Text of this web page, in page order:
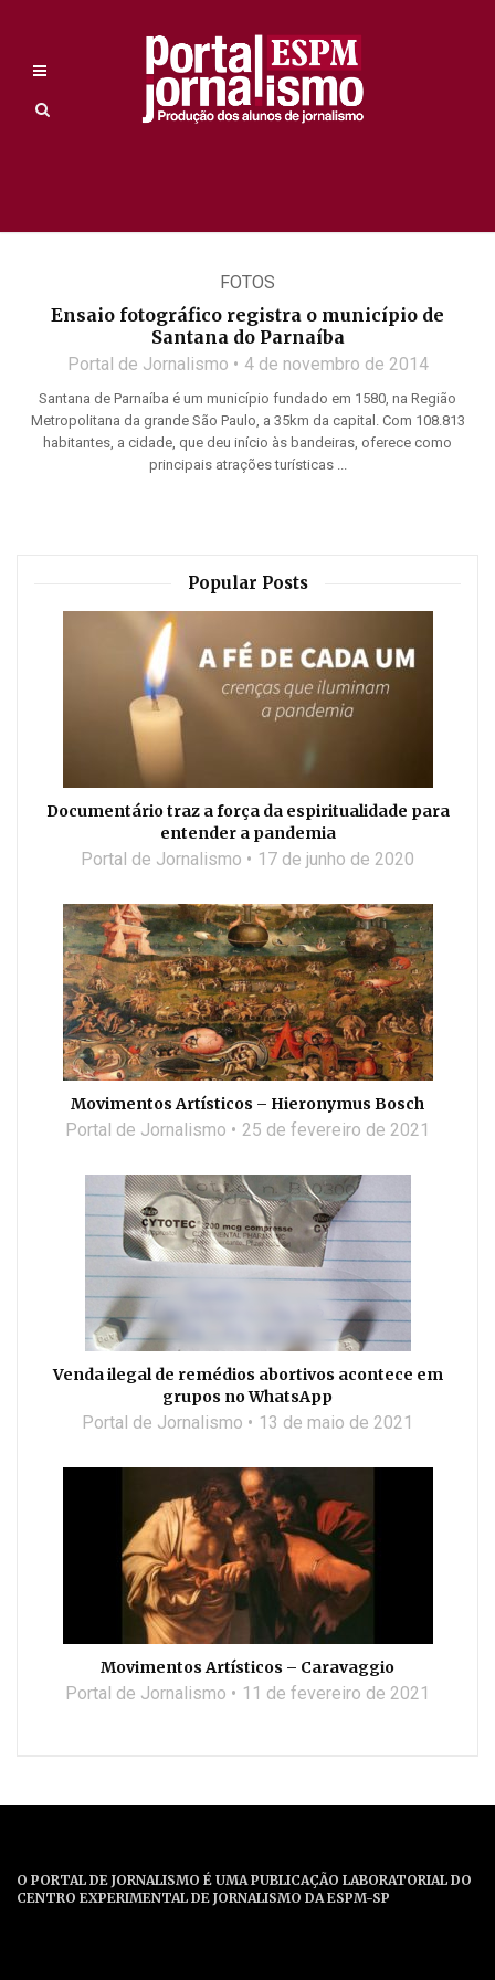
FOTOS
Ensaio fotográfico registra o município de
Santana do Parnaíba
Portal de Jornalismo 4 de novembro de 2014
Santana de Parnaíba é um município fundado em 1580, na Região
Metropolitana da grande São Paulo, a 35km da capital. Com 108.813
habitantes, a cidade, que deu início às bandeiras, oferece como
principais atrações turísticas ...
Popular Posts
Documentário traz a força da espiritualidade para
entender a pandemia
Portal de Jornalismo 17 de junho de 2020
Movimentos Artísticos – Hieronymus Bosch
Portal de Jornalismo 25 de fevereiro de 2021
Venda ilegal de remédios abortivos acontece em
grupos no WhatsApp
Portal de Jornalismo 13 de maio de 2021
Movimentos Artísticos – Caravaggio
Portal de Jornalismo 11 de fevereiro de 2021
O PORTAL DE JORNALISMO É UMA PUBLICAÇÃO LABORATORIAL DO
CENTRO EXPERIMENTAL DE JORNALISMO DA ESPM-SP